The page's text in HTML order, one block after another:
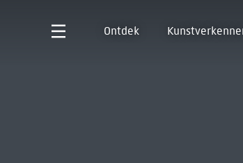
Ontdek